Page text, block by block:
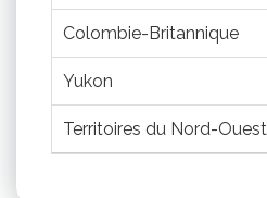
Colombie-Britannique
Yukon
Territoires du Nord-Ouest